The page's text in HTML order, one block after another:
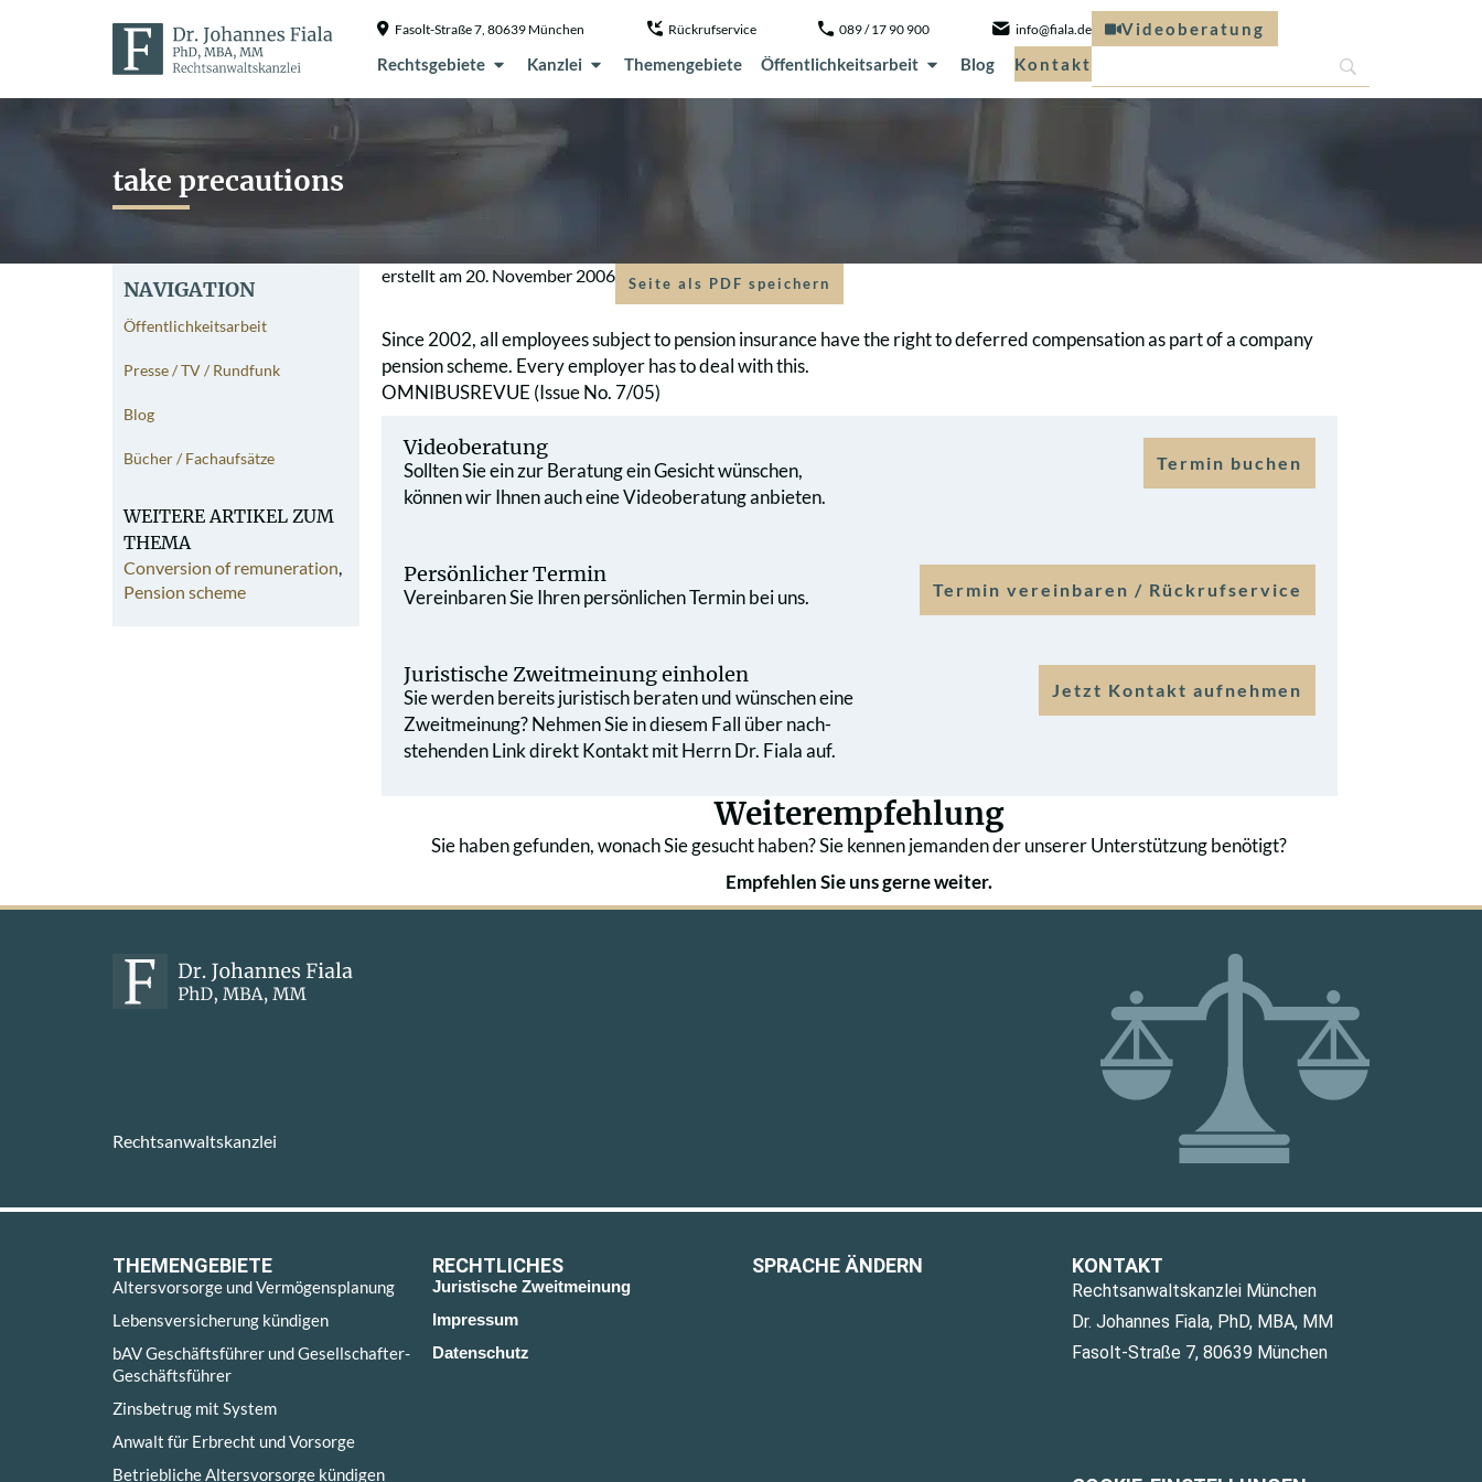
Fasolt-Straße 7, 80639 München Rückrufservice 089 / 17 90 900 info@fiala.de
Rechtsgebiete Kanzlei Themengebiete Öffentlichkeitsarbeit Blog Kontakt
Videoberatung
take precautions
NAVIGATION
Öffentlichkeitsarbeit
Presse / TV / Rundfunk
Blog
Bücher / Fachaufsätze
WEITERE ARTIKEL ZUM
THEMA
Conversion of remuneration,
Pension scheme
erstellt am 20. November 2006 Seite als PDF speichern
Since 2002, all employees subject to pension insurance have the right to deferred compensation as part of a company
pension scheme. Every employer has to deal with this.
OMNIBUSREVUE (Issue No. 7/05)
Videoberatung
Sollten Sie ein zur Beratung ein Gesicht wünschen,
können wir Ihnen auch eine Videoberatung anbieten.
Termin buchen
Persönlicher Termin
Vereinbaren Sie Ihren persönlichen Termin bei uns. Termin vereinbaren / Rückrufservice
Juristische Zweit­meinung einholen
Sie werden bereits juristisch beraten und wünschen eine
Zweit­meinung? Nehmen Sie in diesem Fall über nach­
stehenden Link direkt Kontakt mit Herrn Dr. Fiala auf.
Jetzt Kontakt aufnehmen
Weiterempfehlung
Sie haben gefunden, wonach Sie gesucht haben? Sie kennen jemanden der unserer Unterstützung benötigt?
Empfehlen Sie uns gerne weiter.
Rechtsanwaltskanzlei
THEMENGEBIETE
Altersvorsorge und Vermögensplanung
Lebensversicherung kündigen
bAV Geschäftsführer und Gesellschafter-
Geschäftsführer
Zinsbetrug mit System
Anwalt für Erbrecht und Vorsorge
Betriebliche Altersvorsorge kündigen
RECHTLICHES
Juristische Zweitmeinung
Impressum
Datenschutz
SPRACHE ÄNDERN KONTAKT
Rechtsanwaltskanzlei München
Dr. Johannes Fiala, PhD, MBA, MM
Fasolt-Straße 7, 80639 München